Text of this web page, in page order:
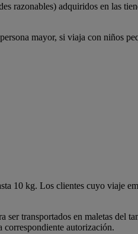
razonables) adquiridos en las
mayor, si viaja con niños
10 kg. Los clientes cuyo viaje
ser transportados en maletas del
correspondiente autorización.